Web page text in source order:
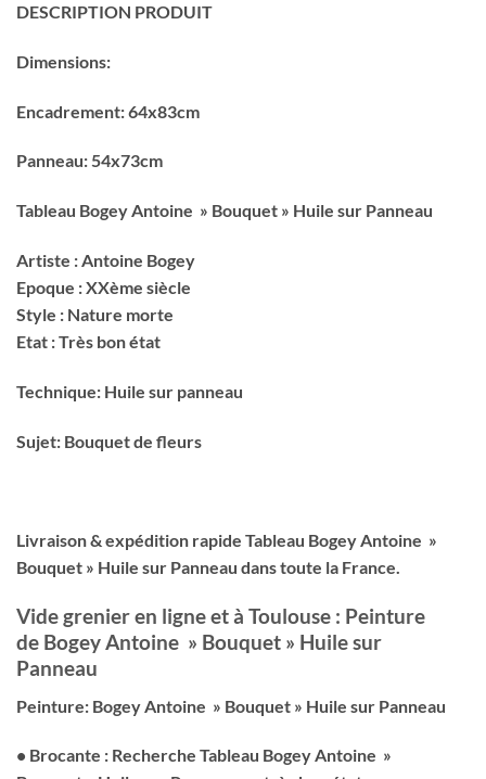
DESCRIPTION PRODUIT
Dimensions:
Encadrement: 64x83cm
Panneau: 54x73cm
Tableau Bogey Antoine » Bouquet » Huile sur Panneau
Artiste : Antoine Bogey
Epoque : XXème siècle
Style : Nature morte
Etat : Très bon état
Technique: Huile sur panneau
Sujet: Bouquet de fleurs
Livraison & expédition rapide Tableau Bogey Antoine »
Bouquet » Huile sur Panneau dans toute la France.
Vide grenier en ligne et à Toulouse : Peinture
de Bogey Antoine » Bouquet » Huile sur
Panneau
Peinture: Bogey Antoine » Bouquet » Huile sur Panneau
• Brocante : Recherche Tableau Bogey Antoine »